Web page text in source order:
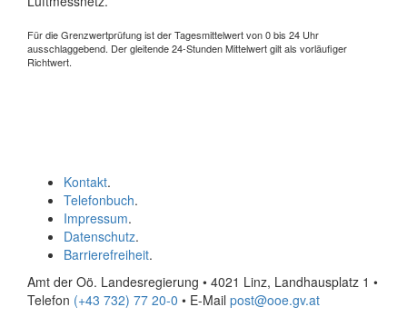
Für die Grenzwertprüfung ist der Tagesmittelwert von 0 bis 24 Uhr
ausschlaggebend. Der gleitende 24-Stunden Mittelwert gilt als vorläufiger
Richtwert.
Kontakt.
Telefonbuch.
Impressum.
Datenschutz.
Barrierefreiheit.
Amt der Oö. Landesregierung • 4021 Linz, Landhausplatz 1 •
Telefon (+43 732) 77 20-0 • E-Mail post@ooe.gv.at